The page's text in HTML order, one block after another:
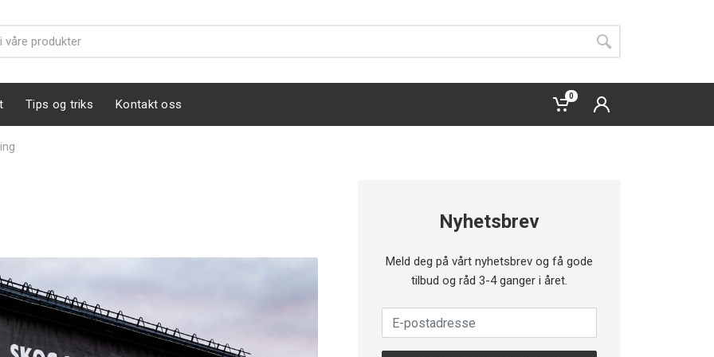
Tips og triks Kontakt oss
0
Nyhetsbrev
Meld deg på vårt nyhetsbrev og få gode
tilbud og råd 3-4 ganger i året.
E-postadresse